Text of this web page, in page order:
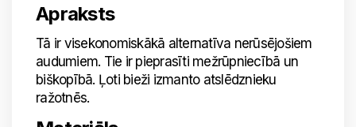
Apraksts
Tā ir visekonomiskākā alternatīva nerūsējošiem
audumiem. Tie ir pieprasīti mežrūpniecībā un
biškopībā. Ļoti bieži izmanto atslēdznieku
ražotnēs.